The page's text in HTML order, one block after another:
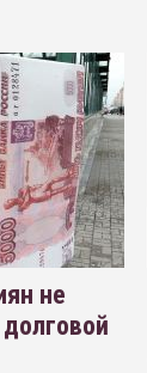
не